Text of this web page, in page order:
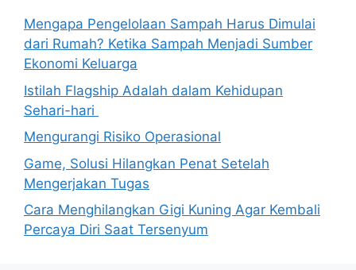
Mengapa Pengelolaan Sampah Harus Dimulai
dari Rumah? Ketika Sampah Menjadi Sumber
Ekonomi Keluarga
Istilah Flagship Adalah dalam Kehidupan
Sehari-hari
Mengurangi Risiko Operasional
Game, Solusi Hilangkan Penat Setelah
Mengerjakan Tugas
Cara Menghilangkan Gigi Kuning Agar Kembali
Percaya Diri Saat Tersenyum